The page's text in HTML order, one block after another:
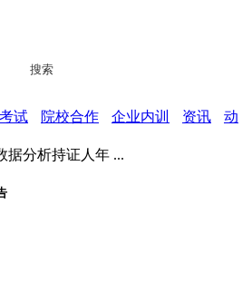
搜索
试 院校合作 企业内训 资讯
动
据分析持证人年 ...